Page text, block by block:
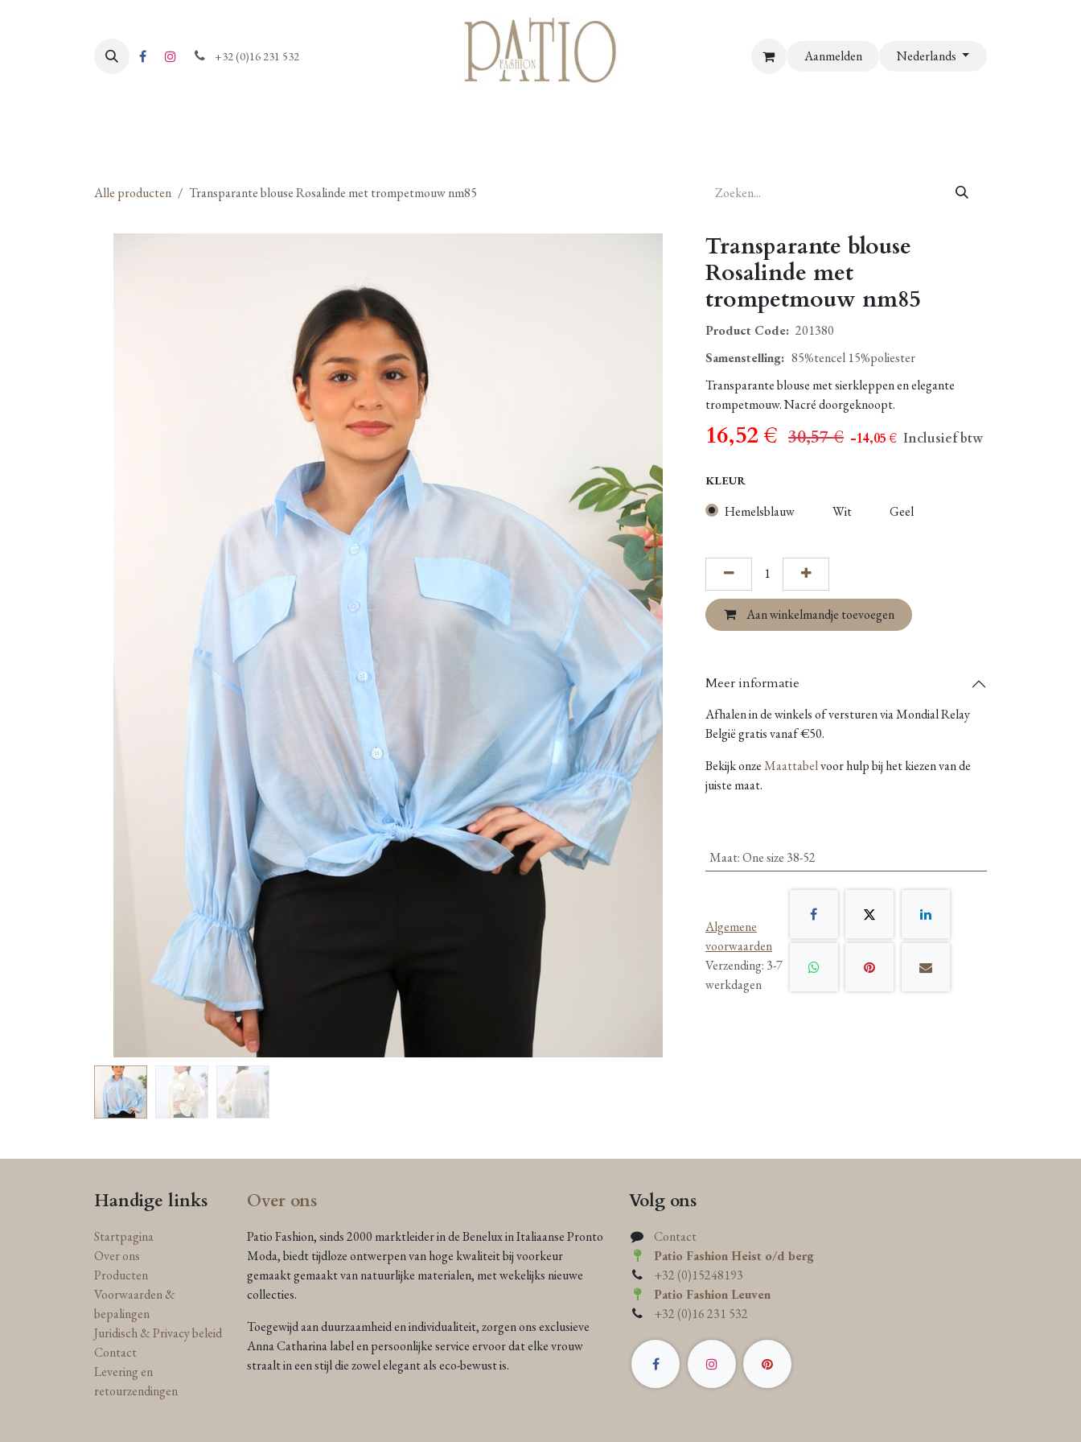
+32 (0)16 231 532 Aanmelden Nederlands
Alle producten Transparante blouse Rosalinde met trompetmouw nm85
Transparante blouse
Rosalinde met
trompetmouw nm85
Product Code: 201380
Samenstelling: 85%tencel 15%poliester
Transparante blouse met sierkleppen en elegante
trompetmouw. Nacré doorgeknoopt.
16,52€ 30,57€ - 14,05€ Inclusief btw
KLEUR
Hemelsblauw Wit Geel
Aan winkelmandje toevoegen
Meer informatie
Afhalen in de winkels of versturen via Mondial Relay
België gratis vanaf €50.
Bekijk onzeMaattabelvoor hulp bij het kiezen van de
juiste maat.
Maat:One size 38-52
Algemene
voorwaarden
Verzending: 3-7
werkdagen
Handige links
Startpagina
Over ons
Producten
Voorwaarden &
bepalingen
Juridisch & Privacy beleid
Contact
Levering en
retourzendingen
Over ons
Patio Fashion, sinds 2000 marktleider in de Benelux in Italiaanse Pronto
Moda, biedt tijdloze ontwerpen van hoge kwaliteit bij voorkeur
gemaakt gemaakt van natuurlijke materialen, met wekelijks nieuwe
collecties.
Toegewijd aan duurzaamheid en individualiteit, zorgen ons exclusieve
Anna Catharina label en persoonlijke service ervoor dat elke vrouw
straalt in een stijl die zowel elegant als eco-bewust is.
Volg ons
Contact
Patio Fashion Heist o/d berg
+32 (0)15248193
Patio Fashion Leuven
+32 (0)16 231 532